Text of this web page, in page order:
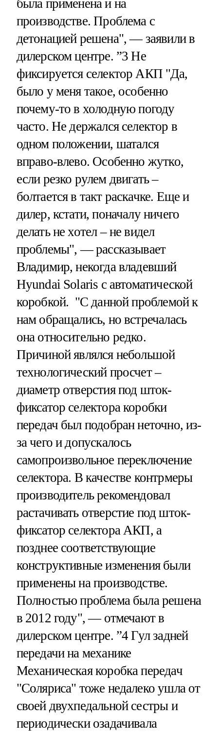
была применена и на
производстве. Проблема с
детонацией решена", — заявили в
дилерском центре. ”3 Не
фиксируется селектор АКП "Да,
было у меня такое, особенно
почему-то в холодную погоду
часто. Не держался селектор в
одном положении, шатался
вправо-влево. Особенно жутко,
если резко рулем двигать –
болтается в такт раскачке. Еще и
дилер, кстати, поначалу ничего
делать не хотел – не видел
проблемы", — рассказывает
Владимир, некогда владевший
Hyundai Solaris с автоматической
коробкой. "С данной проблемой к
нам обращались, но встречалась
она относительно редко.
Причиной являлся небольшой
технологический просчет –
диаметр отверстия под шток-
фиксатор селектора коробки
передач был подобран неточно, из-
за чего и допускалось
самопроизвольное переключение
селектора. В качестве контрмеры
производитель рекомендовал
растачивать отверстие под шток-
фиксатор селектора АКП, а
позднее соответствующие
конструктивные изменения были
применены на производстве.
Полностью проблема была решена
в 2012 году", — отмечают в
дилерском центре. ”4 Гул задней
передачи на механике
Механическая коробка передач
"Соляриса" тоже недалеко ушла от
своей двухпедальной сестры и
периодически озадачивала